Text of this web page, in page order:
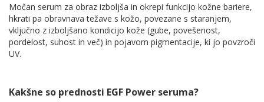
Močan serum za obraz izboljša in okrepi funkcijo kožne bariere,
hkrati pa obravnava težave s kožo, povezane s staranjem,
vključno z izboljšano kondicijo kože (gube, povešenost,
pordelost, suhost in več) in pojavom pigmentacije, ki jo povzroči
UV.
Kakšne so prednosti EGF Power seruma?